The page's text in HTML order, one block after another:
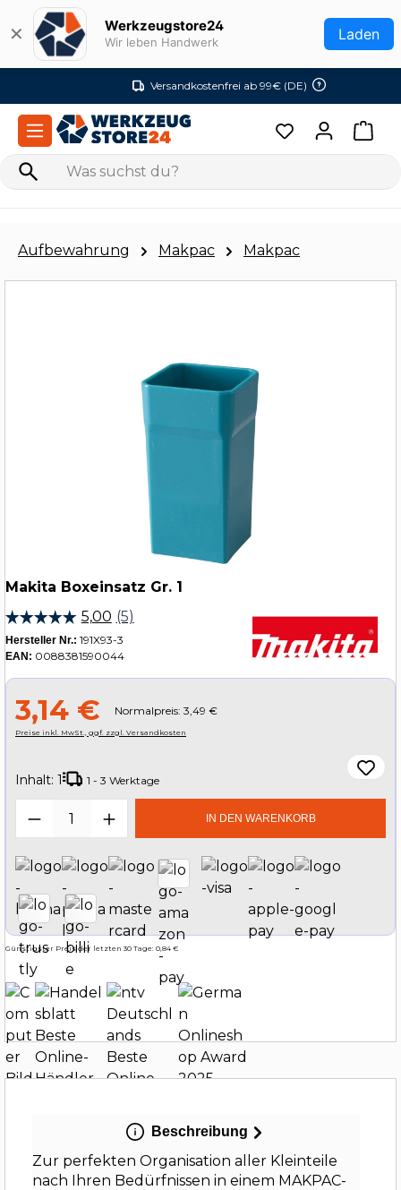
Zum Hauptinhalt springen
✕ Werkzeugstore24
Wir leben Handwerk Laden
Versandkostenfrei ab 99€ (DE)
Aufbewahrung Makpac Makpac
Makita Boxeinsatz Gr. 1
Hersteller Nr.: 191X93-3
EAN: 0088381590044
3,14 € Normalpreis: 3,49 €
Preise inkl. MwSt., ggf. zzgl. Versandkosten
Inhalt: 1 1 - 3 Werktage
Produkt Anzahl: Gib denIN DEN WARENKORB
Günstigster Preis der letzten 30 Tage: 0,84 €
Beschreibung
Zur perfekten Organisation aller Kleinteile
nach Ihren Bedürfnissen in einem MAKPAC-